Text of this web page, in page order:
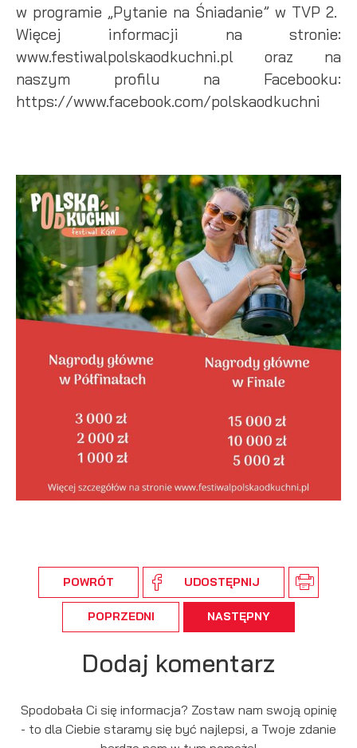
w programie „Pytanie na Śniadanie” w TVP 2.
Więcej informacji na stronie:
www.festiwalpolskaodkuchni.pl oraz na
naszym profilu na Facebooku:
https://www.facebook.com/polskaodkuchni
POWRÓT UDOSTĘPNIJ
POPRZEDNI NASTĘPNY
Dodaj komentarz
Spodobała Ci się informacja? Zostaw nam swoją opinię
- to dla Ciebie staramy się być najlepsi, a Twoje zdanie